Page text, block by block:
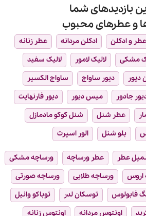
بازدیدهای شما
و عطرهای محبوب
و ادکلن ادکلن مردانه
عطر زنانه
مشکی لالیک لامور
لالیک سفید
دیور دیور ساواج
ساواج الکسیر
جادور میس دیور
دیور فارنهایت
عطر شنل
شنل کوکو مادمازل
بلو شنل الور اسپرت
عطر عطر ورساچه
ورساچه مشکی
اروس ورساچه طلایی
ورساچه صورتی
فابولوس توسکان لدر
توباکو وانیل
اونتوس مردانه
اونتوس زنانه